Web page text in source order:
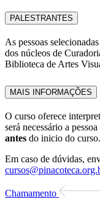
PALESTRANTES
As pessoas
dos núcleos de
Biblioteca de Artes
MAIS INFORMAÇÕES
O curso oferece
será necessário a
antes do inicio do curso.
Em caso de dúvidas,
Chamamento